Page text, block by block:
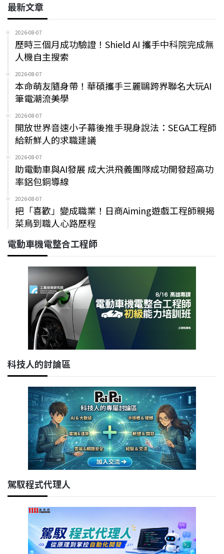
最新文章
2026-08-07
歷時三個月成功驗證！Shield AI 攜手中科院完成無
人機自主搜索
2026-08-07
本命萌友隨身帶！華碩攜手三麗鷗跨界聯名大玩AI
筆電潮流美學
2026-08-07
開放世界音速小子幕後推手現身說法：SEGA工程師
給新鮮人的求職建議
2026-08-07
助電動車與AI發展 成大洪飛義團隊成功開發超高功
率鋁包銅導線
2026-08-07
把「喜歡」變成職業！日商Aiming遊戲工程師親揭
菜鳥到職人心路歷程
電動車機電整合工程師
科技人的討論區
駕馭程式代理人